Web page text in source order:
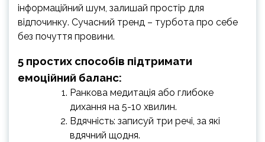
інформаційний шум, залишай простір для
відпочинку. Сучасний тренд – турбота про себе
без почуття провини.
5 простих способів підтримати
емоційний баланс:
Ранкова медитація або глибоке
дихання на 5-10 хвилин.
Вдячність: записуй три речі, за які
вдячний щодня.